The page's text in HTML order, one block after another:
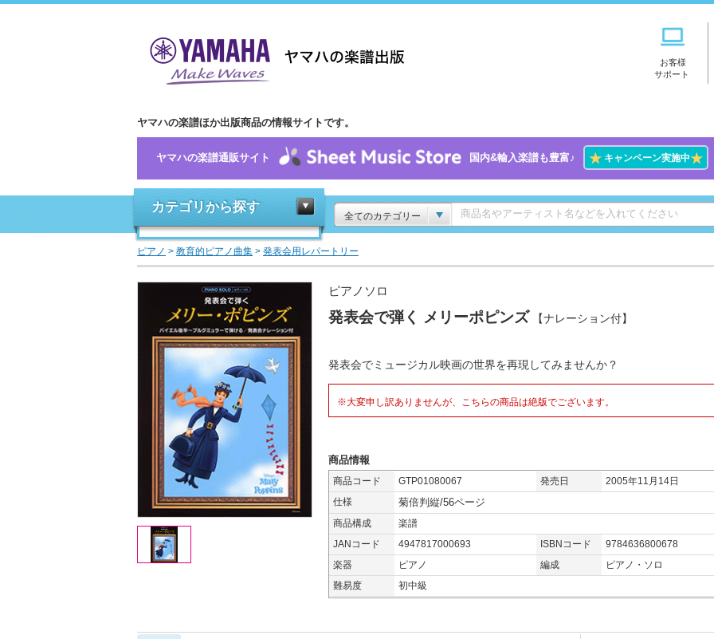
お客様
サポート
ヤマハの楽譜ほか出版商品の情報サイトです。
ヤマハの楽譜通販サイト 国内&輸入楽譜も豊富♪ ★キャンペーン実施中★
カテゴリから探す
全てのカテゴリー
ピアノ > 教育的ピアノ曲集 > 発表会用レパートリー
ピアノソロ
発表会で弾く メリーポピンズ 【ナレーション付】
発表会でミュージカル映画の世界を再現してみませんか？
※大変申し訳ありませんが、こちらの商品は絶版でございます。
商品情報
商品コード GTP01080067 発売日
2005年11月14日
仕様
菊倍判縦/56ページ
商品構成
楽譜
JANコード
4947817000693 ISBNコード
9784636800678
楽器
ピアノ 編成
ピアノ・ソロ
難易度
初中級